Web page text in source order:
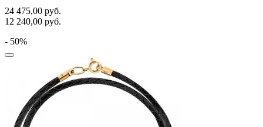
24 475,00 руб.
12 240,00 руб.
- 50%